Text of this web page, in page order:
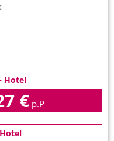
Hotel
€ p.P